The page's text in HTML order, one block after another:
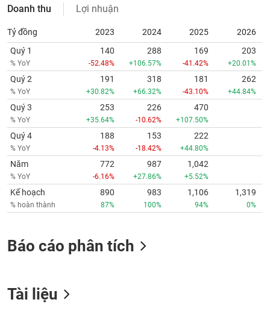
Doanh thu Lợi nhuận
Tỷ đồng 2023 2024 2025
2026
Quý 1
% YoY
140
-52.48%
288
+106.57%
169
-41.42%
203
+20.01%
Quý 2
% YoY
191
+30.82%
318
+66.32%
181
-43.10%
262
+44.84%
Quý 3
% YoY
253
+35.64%
226
-10.62%
470
+107.50%
Quý 4
% YoY
188
-4.13%
153
-18.42%
222
+44.80%
Năm
% YoY
772
-6.16%
987
+27.86%
1,042
+5.52%
Kế hoạch
% hoàn thành
890
87%
983
100%
1,106
94%
1,319
0%
Báo cáo phân tích
Tài liệu